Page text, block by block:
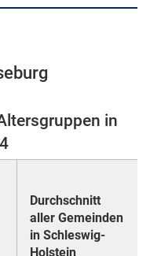
in
Durchschnitt
aller Gemeinden
in Schleswig-
Holstein